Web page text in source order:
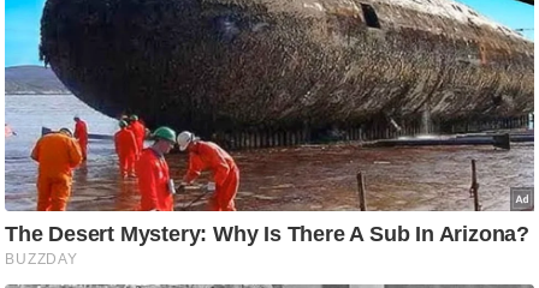
ध
र्म
स्थ
ल
व्र
त
त्यो
हा
र